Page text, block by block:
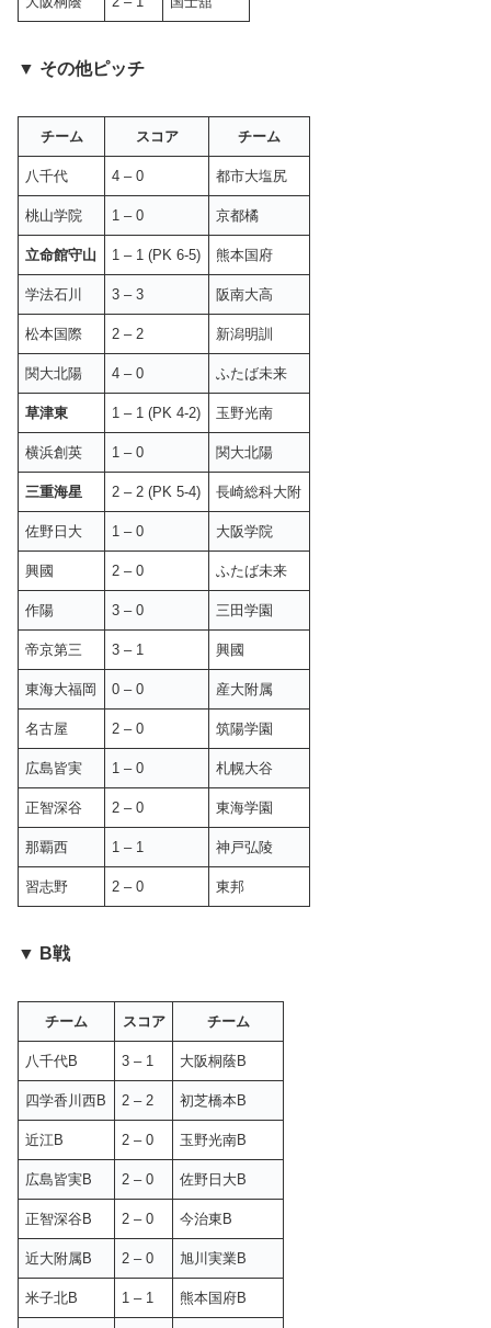
▼ その他ピッチ
チーム スコア チーム
八千代 4 – 0 都市大塩尻
桃山学院 1 – 0 京都橘
立命館守山 1 – 1 (PK 6-5) 熊本国府
学法石川 3 – 3 阪南大高
松本国際 2 – 2 新潟明訓
関大北陽 4 – 0 ふたば未来
草津東 1 – 1 (PK 4-2) 玉野光南
横浜創英 1 – 0 関大北陽
三重海星 2 – 2 (PK 5-4) 長崎総科大附
佐野日大 1 – 0 大阪学院
興國 2 – 0 ふたば未来
作陽 3 – 0 三田学園
帝京第三 3 – 1 興國
東海大福岡 0 – 0 産大附属
名古屋 2 – 0 筑陽学園
広島皆実 1 – 0 札幌大谷
正智深谷 2 – 0 東海学園
那覇西 1 – 1 神戸弘陵
習志野 2 – 0 東邦
▼ B戦
チーム スコア チーム
八千代B 3 – 1 大阪桐蔭B
四学香川西B 2 – 2 初芝橋本B
近江B 2 – 0 玉野光南B
広島皆実B 2 – 0 佐野日大B
正智深谷B 2 – 0 今治東B
近大附属B 2 – 0 旭川実業B
米子北B 1 – 1 熊本国府B